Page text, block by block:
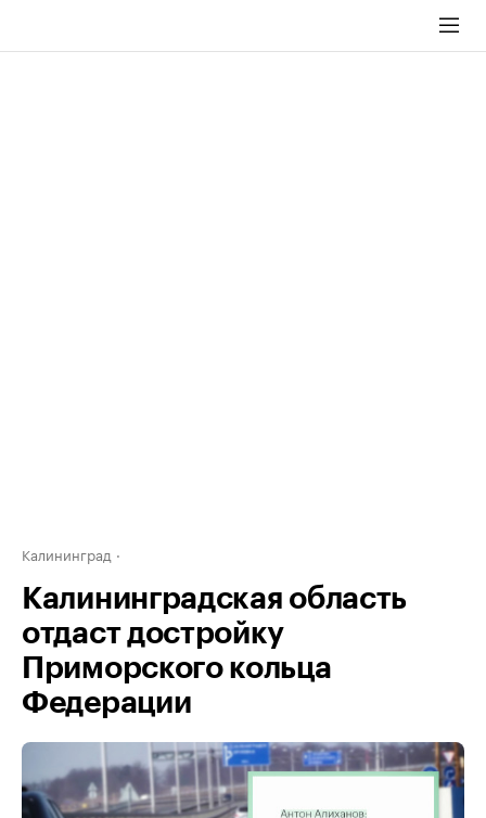
Калининград
Калининградская область
отдаст достройку
Приморского кольца
Федерации